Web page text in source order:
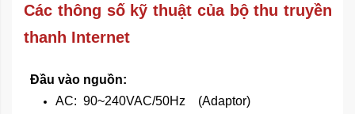
Các thông số kỹ thuật của bộ thu truyền
thanh Internet
Đầu vào nguồn:
AC: 90~240VAC/50Hz (Adaptor)